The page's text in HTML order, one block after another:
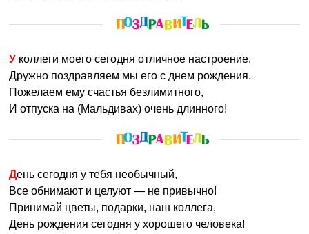
У коллеги моего сегодня отличное настроение,
Дружно поздравляем мы его с днем рождения.
Пожелаем ему счастья безлимитного,
И отпуска на (Мальдивах) очень длинного!
День сегодня у тебя необычный,
Все обнимают и целуют — не привычно!
Принимай цветы, подарки, наш коллега,
День рождения сегодня у хорошего человека!